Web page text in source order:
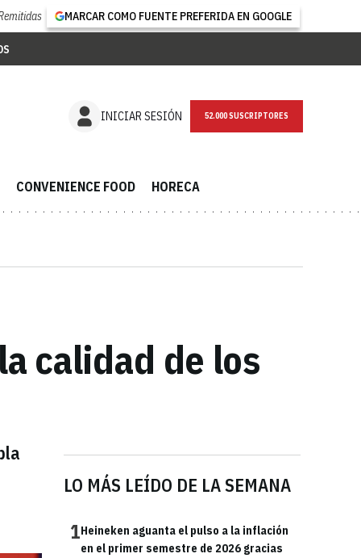
MARCAR COMO FUENTE PREFERIDA EN GOOGLE
INICIAR SESIÓN NEWSLETTER
CONVENIENCE FOOD HORECA
calidad de los
LO MÁS LEÍDO DE LA SEMANA
1Heineken aguanta el pulso a la inflación
en el primer semestre de 2026 gracias